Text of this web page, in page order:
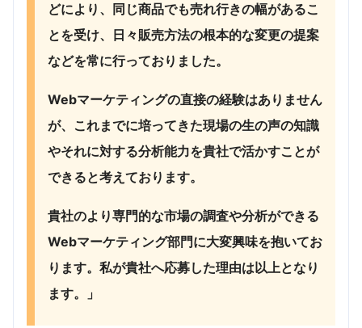
どにより、同じ商品でも売れ行きの幅があるこ
とを受け、日々販売方法の根本的な変更の提案
などを常に行っておりました。
Webマーケティングの直接の経験はありません
が、これまでに培ってきた現場の生の声の知識
やそれに対する分析能力を貴社で活かすことが
できると考えております。
貴社のより専門的な市場の調査や分析ができる
Webマーケティング部門に大変興味を抱いてお
ります。私が貴社へ応募した理由は以上となり
ます。」